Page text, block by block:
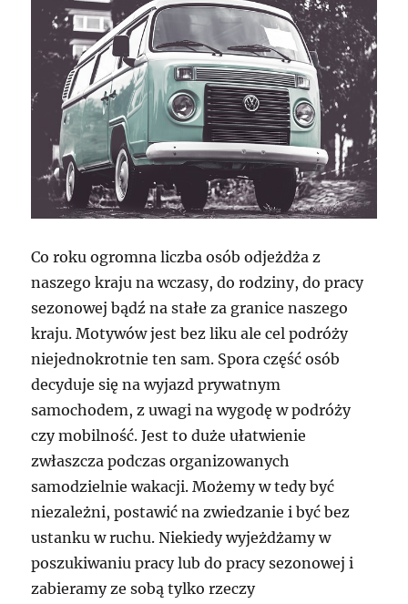
Co roku ogromna liczba osób odjeżdża z
naszego kraju na wczasy, do rodziny, do pracy
sezonowej bądź na stałe za granice naszego
kraju. Motywów jest bez liku ale cel podróży
niejednokrotnie ten sam. Spora część osób
decyduje się na wyjazd prywatnym
samochodem, z uwagi na wygodę w podróży
czy mobilność. Jest to duże ułatwienie
zwłaszcza podczas organizowanych
samodzielnie wakacji. Możemy w tedy być
niezależni, postawić na zwiedzanie i być bez
ustanku w ruchu. Niekiedy wyjeżdżamy w
poszukiwaniu pracy lub do pracy sezonowej i
zabieramy ze sobą tylko rzeczy